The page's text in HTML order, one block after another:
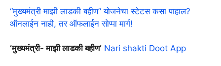
“मुख्यमंत्री माझी लाडकी बहीण” योजनेचा स्टेटस कसा पाहाल?
ऑनलाईन नाही, तर ऑफलाईन सोप्पा मार्ग!
‘मुख्यमंत्री- माझी लाडकी बहीण’ Nari shakti Doot App